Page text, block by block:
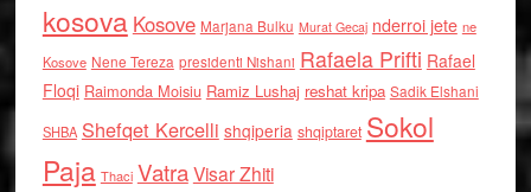
kosova Kosove Marjana Bulku Murat Gecaj nderroi jete ne
Kosove Nene Tereza presidenti Nishani Rafaela Prifti Rafael
Floqi Raimonda Moisiu Ramiz Lushaj reshat kripa Sadik Elshani
SHBA Shefqet Kercelli shqiperia shqiptaret Sokol
Paja Thaci VatraVisar Zhiti